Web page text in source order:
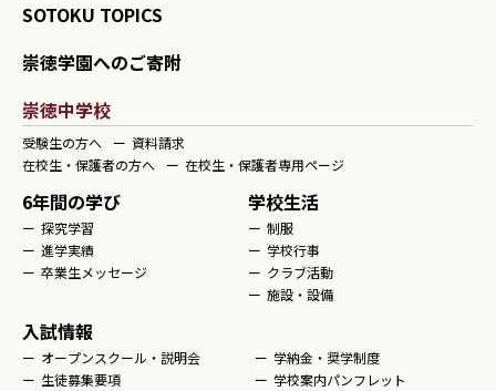
SOTOKU TOPICS
崇徳学園へのご寄附
崇徳中学校
受験生の方へ
資料請求
在校生・保護者の方へ
在校生・保護者専用ページ
6年間の学び
探究学習
進学実績
卒業生メッセージ
学校生活
制服
学校行事
クラブ活動
施設・設備
入試情報
オープンスクール・説明会
生徒募集要項
学納金・奨学制度
学校案内パンフレット